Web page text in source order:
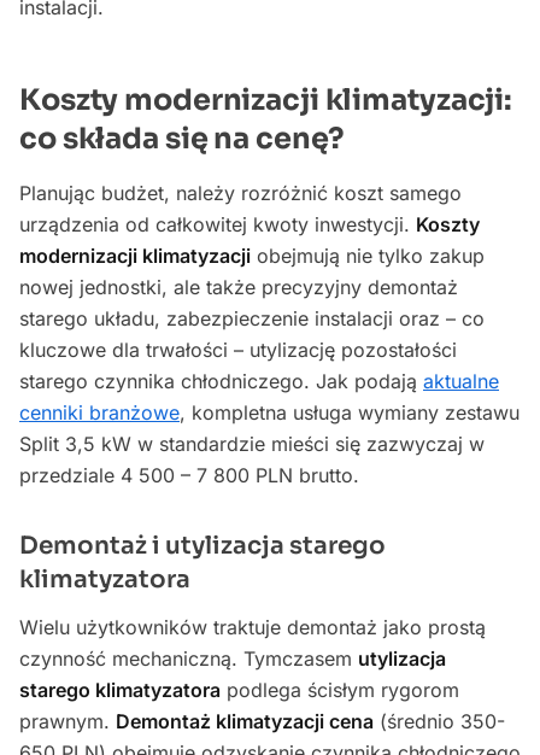
instalacji.
Koszty modernizacji klimatyzacji:
co składa się na cenę?
Planując budżet, należy rozróżnić koszt samego
urządzenia od całkowitej kwoty inwestycji. Koszty
modernizacji klimatyzacji obejmują nie tylko zakup
nowej jednostki, ale także precyzyjny demontaż
starego układu, zabezpieczenie instalacji oraz – co
kluczowe dla trwałości – utylizację pozostałości
starego czynnika chłodniczego. Jak podają aktualne
cenniki branżowe, kompletna usługa wymiany zestawu
Split 3,5 kW w standardzie mieści się zazwyczaj w
przedziale 4 500 – 7 800 PLN brutto.
Demontaż i utylizacja starego
klimatyzatora
Wielu użytkowników traktuje demontaż jako prostą
czynność mechaniczną. Tymczasem utylizacja
starego klimatyzatora podlega ścisłym rygorom
prawnym. Demontaż klimatyzacji cena (średnio 350-